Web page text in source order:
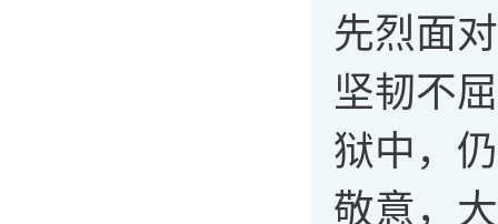
先烈面
坚韧不
狱中，
敬意，